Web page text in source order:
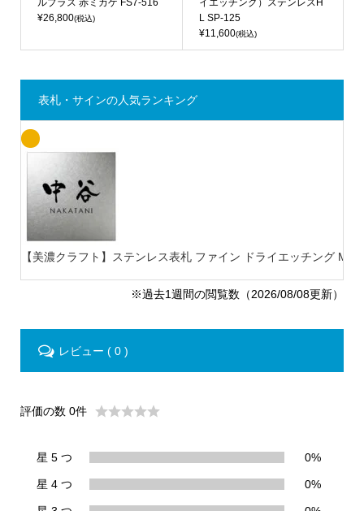
ルプラス 赤ミカゲ FS7-516
¥26,800(税込)
イエッチング）ステンレスH
L SP-125
¥11,600(税込)
表札・サインの人気ランキング
【美濃クラフト】ステンレス表札 ファイン ドライエッチング MB-
※過去1週間の閲覧数（2026/08/08更新）
レビュー ( 0 )
評価の数 0件
星 5 つ 0%
星 4 つ 0%